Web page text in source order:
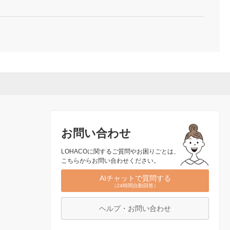
お問い合わせ
LOHACOに関するご質問やお困りごとは、
こちらからお問い合わせください。
AIチャットで質問する
（24時間自動回答）
ヘルプ・お問い合わせ